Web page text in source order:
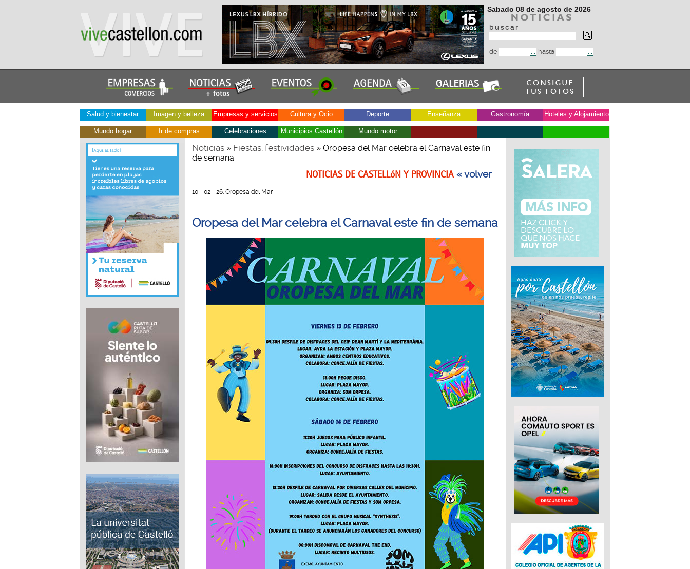
Sabado 08 de agosto de 2026
b u s c a r
de hasta
Salud y bienestar Imagen y belleza Empresas y servicios Cultura y Ocio Deporte Enseñanza Gastronomía Hoteles y Alojamiento
Mundo hogar Ir de compras Celebraciones Municipios Castellón Mundo motor
Noticias» Fiestas, festividades» Oropesa del Mar celebra el Carnaval este fin
de semana
NOTICIAS DE CASTELLóN Y PROVINCIA« volver
10 - 02 - 26, Oropesa del Mar
Oropesa del Mar celebra el Carnaval este fin de semana